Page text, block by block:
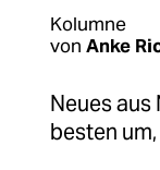
Kolumne
von Anke
Neues
besten